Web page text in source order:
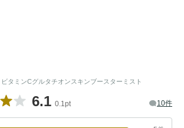
ビタミンCグルタチオンスキンブースターミスト
6.1 0.1pt 10件